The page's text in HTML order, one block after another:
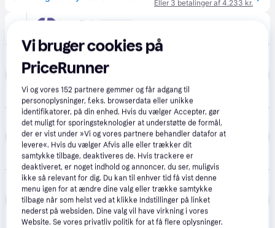
Eller 3 betalinger af 4.233 kr.
happii.dk
WATTOO.DK 4.8(56)
Bestillingsvare
Samsung S10 Ultra 5G, 256 GB, 37.1 cm (14.6"), 12 GB, Android 14, Grey9.646 kr.
CompuMail 4.7(1205)
Bestillingsvare
Samsung Galaxy Tab S10 Ultra 14.6" 256GB 12GB --> På fjernlager, levevering hos dig 12-08-2026 12.438 kr.
Eller 3 betalinger af 4.146 kr.
Produktet fås også hos 1 butik, som ikke er betalende
Vi bruger cookies på
PriceRunner
Vi og vores152 partnere gemmer og får adgang til
personoplysninger, f.eks. browserdata eller unikke
identifikatorer, på din enhed. Hvis du vælger Accepter, gør
det muligt for sporingsteknologier at understøtte de formål,
der er vist under »Vi og vores partnere behandler datafor at
levere«. Hvis du vælger Afvis alle eller trækker dit
samtykke tilbage, deaktiveres de. Hvis trackere er
deaktiveret, er noget indhold og annoncer, du ser, muligvis
ikke så relevant for dig. Du kan til enhver tid få vist denne
menu igen for at ændre dine valg eller trække samtykke
tilbage når som helst ved at klikke Indstillinger på linket
nederst på websiden. Dine valg vil have virkning i vores
Website. Se vores privatliv politik for at få flere oplysninger.